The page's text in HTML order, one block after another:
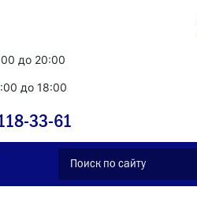
до 20:00
до 18:00
33-61